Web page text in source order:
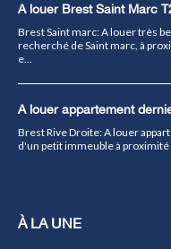
A louer Brest Saint Marc
Brest Saint marc: A louer très
recherché de Saint marc, à
e...
A louer appartement
Brest Rive Droite: A louer
d'un petit immeuble à proximité
À LA UNE